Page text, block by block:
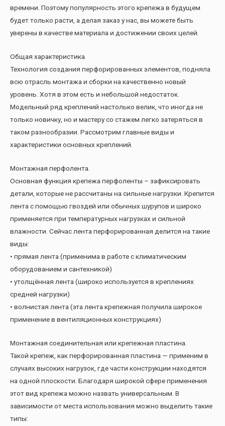
времени. Поэтому популярность этого крепежа в будущем
будет только расти, а делая заказ у нас, вы можете быть
уверены в качестве материала и достижении своих целей.
Общая характеристика.
Технология создания перфорированных элементов, подняла
всю отрасль монтажа и сборки на качественно новый
уровень. Хотя в этом есть и небольшой недостаток.
Модельный ряд креплений настолько велик, что иногда не
только новичку, но и мастеру со стажем легко затеряться в
таком разнообразии. Рассмотрим главные виды и
характеристики основных креплений.
Монтажная перфолента.
Основная функция крепежа перфоленты – зафиксировать
детали, которые не рассчитаны на сильные нагрузки. Крепится
лента с помощью гвоздей или обычных шурупов и широко
применяется при температурных нагрузках и сильной
влажности. Сейчас лента перфорированная делится на такие
виды:
• прямая лента (применима в работе с климатическим
оборудованием и сантехникой)
• утолщённая лента (широко используется в креплениях
средней нагрузки)
• волнистая лента (эта лента крепежная получила широкое
применение в вентиляционных конструкциях)
Монтажная соединительная или крепежная пластина.
Такой крепеж, как перфорированная пластина — применим в
случаях высоких нагрузок, где части конструкции находятся
на одной плоскости. Благодаря широкой сфере применения
этот вид крепежа можно назвать универсальным. В
зависимости от места использования можно выделить такие
типы: